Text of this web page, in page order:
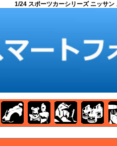
1/24 スポーツカーシリーズ ニッサ
自動車 バイク キャラクターガンダム 塗料